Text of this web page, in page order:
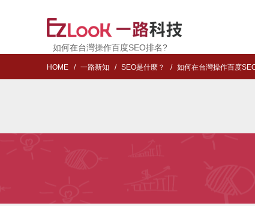
如何在台灣操作百度SEO排名?
HOME 一路新知 SEO是什麼？ 如何在台灣操作百度